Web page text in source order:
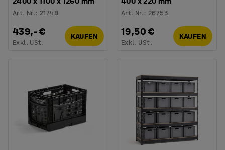
Art. Nr.: 21748
439,- €
Exkl. USt.
KAUFEN
Art. Nr.: 26753
19,50 €
Exkl. USt.
KAUFEN